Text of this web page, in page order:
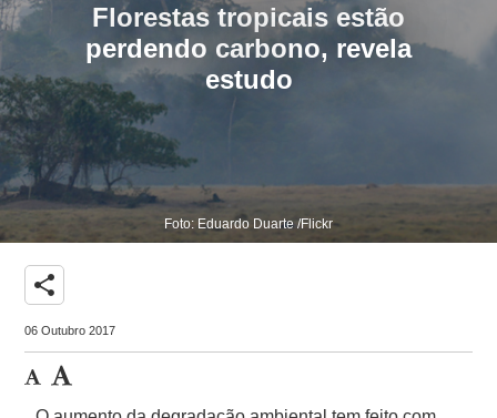
Florestas tropicais estão
perdendo carbono, revela
estudo
Foto: Eduardo Duarte /Flickr
share
06 Outubro 2017